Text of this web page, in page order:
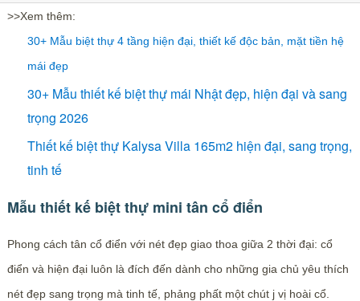
>>Xem thêm:
30+ Mẫu biệt thự 4 tầng hiện đại, thiết kế độc bản, mặt tiền hệ
mái đẹp
30+ Mẫu thiết kế biệt thự mái Nhật đẹp, hiện đại và sang
trọng 2026
Thiết kế biệt thự Kalysa Villa 165m2 hiện đại, sang trọng,
tinh tế
Mẫu thiết kế biệt thự mini tân cổ điển
Phong cách tân cổ điển với nét đẹp giao thoa giữa 2 thời đại: cổ
điển và hiện đại luôn là đích đến dành cho những gia chủ yêu thích
nét đẹp sang trọng mà tinh tế, phảng phất một chút j vị hoài cổ.